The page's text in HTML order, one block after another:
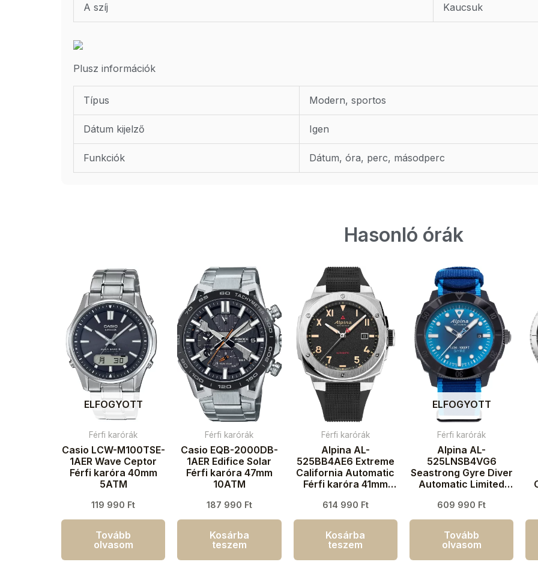
A szíj Kaucsuk
Plusz információk
Típus Modern, sportos
Dátum kijelző Igen
Funkciók Dátum, óra, perc, másodperc
Hasonló órák
ELFOGYOTT
Férfi karórák
Casio LCW-M100TSE-
1AER Wave Ceptor
Férfi karóra 40mm
5ATM
119 990 Ft
Tovább
olvasom
Férfi karórák
Casio EQB-2000DB-
1AER Edifice Solar
Férfi karóra 47mm
10ATM
187 990 Ft
Kosárba
teszem
Férfi karórák
Alpina AL-
525BB4AE6 Extreme
California Automatic
Férfi karóra 41mm
614 990 Ft
Kosárba
teszem
ELFOGYOTT
Férfi karórák
Alpina AL-
525LNSB4VG6
Seastrong Gyre Diver
Automatic Limited
44mm 30ATM
609 990 Ft
Tovább
olvasom